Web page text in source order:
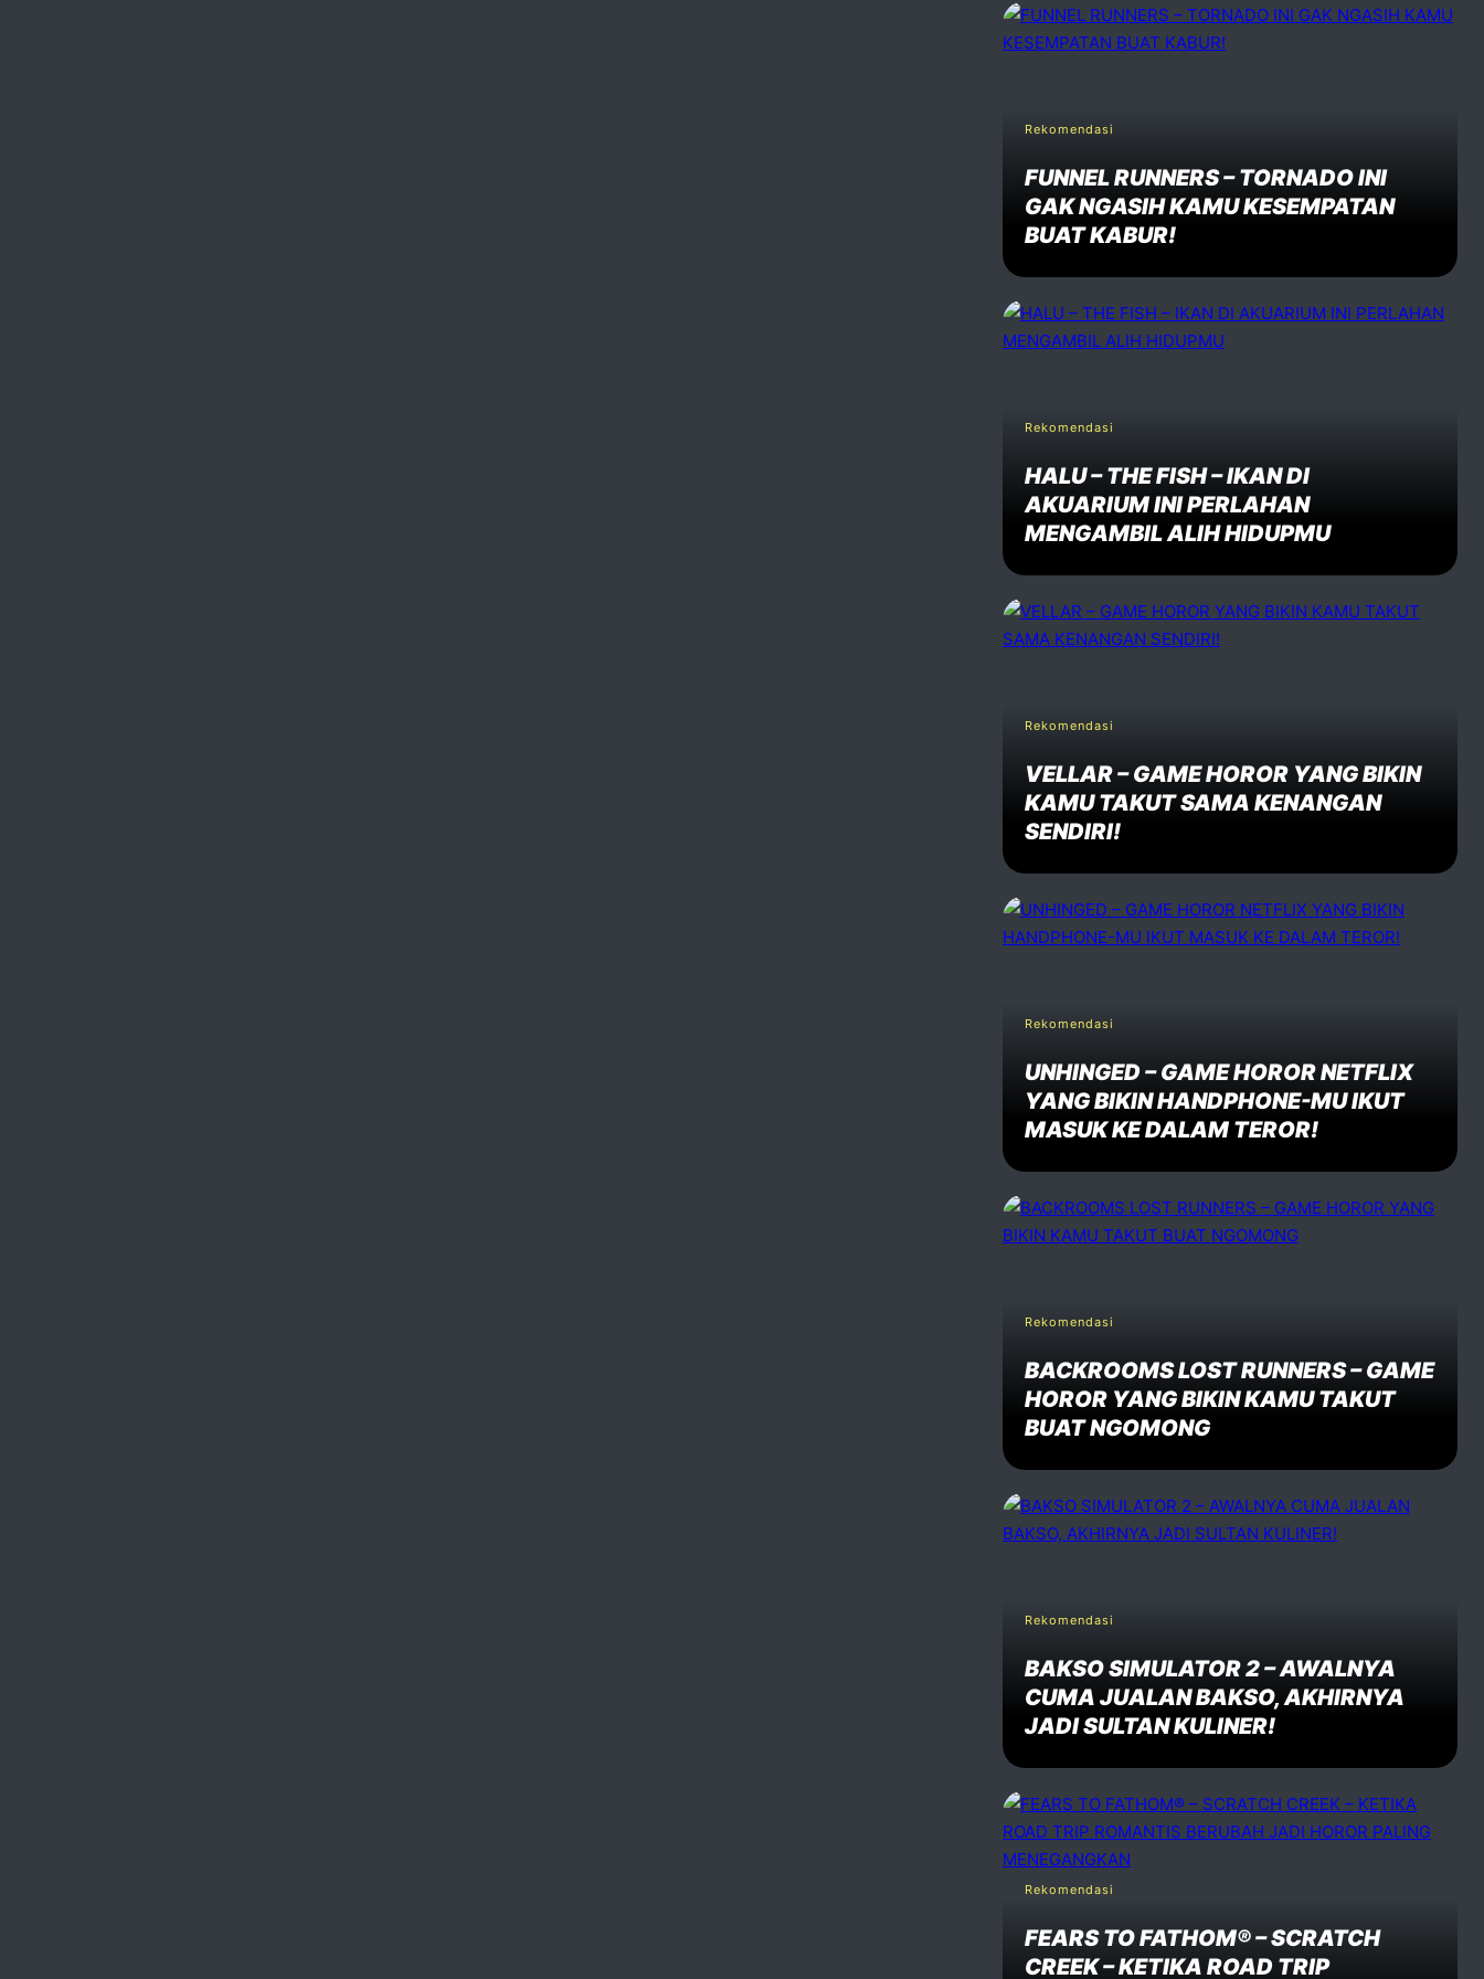
Rekomendasi
FUNNEL RUNNERS – TORNADO INI
GAK NGASIH KAMU KESEMPATAN
BUAT KABUR!
Rekomendasi
HALU – THE FISH – IKAN DI
AKUARIUM INI PERLAHAN
MENGAMBIL ALIH HIDUPMU
Rekomendasi
VELLAR – GAME HOROR YANG BIKIN
KAMU TAKUT SAMA KENANGAN
SENDIRI!
Rekomendasi
UNHINGED – GAME HOROR NETFLIX
YANG BIKIN HANDPHONE-MU IKUT
MASUK KE DALAM TEROR!
Rekomendasi
BACKROOMS LOST RUNNERS – GAME
HOROR YANG BIKIN KAMU TAKUT
BUAT NGOMONG
Rekomendasi
BAKSO SIMULATOR 2 – AWALNYA
CUMA JUALAN BAKSO, AKHIRNYA
JADI SULTAN KULINER!
Rekomendasi
FEARS TO FATHOM® – SCRATCH
CREEK – KETIKA ROAD TRIP